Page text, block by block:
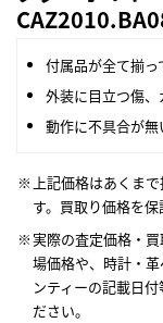
付属品が全て揃っ
外装に目立つ傷
動作に不具合が無
上記価格はあくま
す。買取り価格を保
実際の査定価格・
場価格や、時計・
ンティーの記載日
ださい。